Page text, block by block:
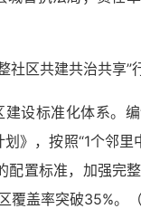
社区共建共治共享”
建设标准化体系。
》，按照“1个邻里
配置标准，加强完整
覆盖率突破35%。